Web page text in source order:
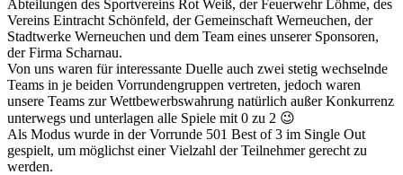
Abteilungen des Sportvereins Rot Weiß, der Feuerwehr Löhme, des
Vereins Eintracht Schönfeld, der Gemeinschaft Werneuchen, der
Stadtwerke Werneuchen und dem Team eines unserer Sponsoren,
der Firma Scharnau.
Von uns waren für interessante Duelle auch zwei stetig wechselnde
Teams in je beiden Vorrundengruppen vertreten, jedoch waren
unsere Teams zur Wettbewerbswahrung natürlich außer Konkurrenz
unterwegs und unterlagen alle Spiele mit 0 zu 2 😉
Als Modus wurde in der Vorrunde 501 Best of 3 im Single Out
gespielt, um möglichst einer Vielzahl der Teilnehmer gerecht zu
werden.